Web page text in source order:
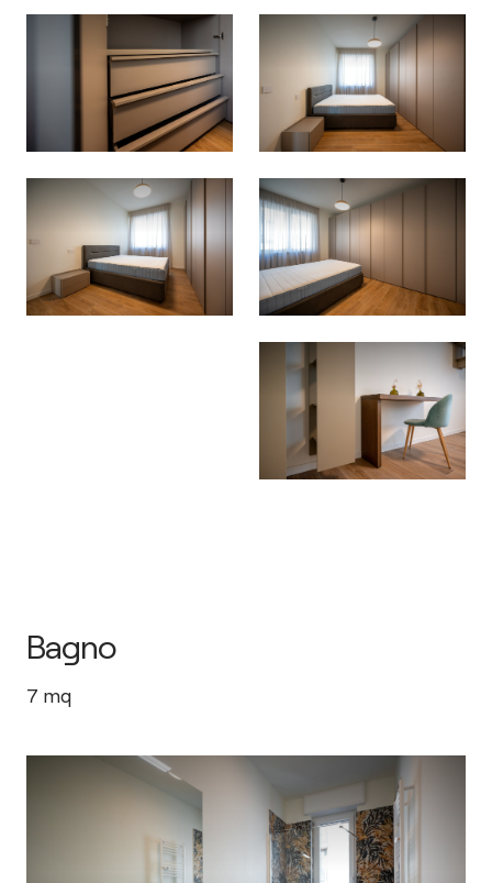
Bagno
7 mq